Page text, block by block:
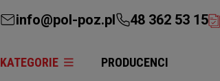
info@pol-poz.pl 48 362 53 15
KATEGORIE PRODUCENCI